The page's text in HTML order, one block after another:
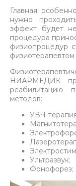
Главная
нужно
эффект будет
процедура
физиопроцедур
физиотерапевтом
НИАРМЕДИК
реабилитацию
методов:
УВЧ-
Ультразвук;
Фонофорез;